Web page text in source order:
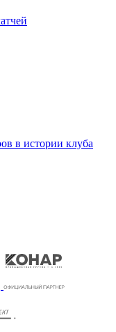
в истории клуба